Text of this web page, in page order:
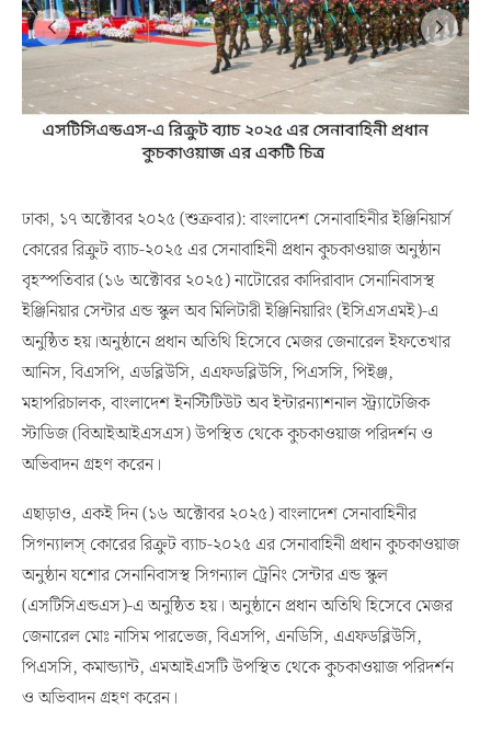
ঢাকা, ১৭ অক্টোবর ২০২৫ (শুক্রবার): বাংলাদেশ সেনাবাহিনীর ইঞ্জিনিয়ার্স
কোরের রিক্রুট ব্যাচ-২০২৫ এর সেনাবাহিনী প্রধান কুচকাওয়াজ অনুষ্ঠান
বৃহস্পতিবার (১৬ অক্টোবর ২০২৫) নাটোরের কাদিরাবাদ সেনানিবাসস্থ
ইঞ্জিনিয়ার সেন্টার এন্ড স্কুল অব মিলিটারী ইঞ্জিনিয়ারিং (ইসিএসএমই)-এ
অনুষ্ঠিত হয়।অনুষ্ঠানে প্রধান অতিথি হিসেবে মেজর জেনারেল ইফতেখার
আনিস, বিএসপি, এডব্লিউসি, এএফডব্লিউসি, পিএসসি, পিইঞ্জ,
মহাপরিচালক, বাংলাদেশ ইনস্টিটিউট অব ইন্টারন্যাশনাল স্ট্র্যাটেজিক
স্টাডিজ (বিআইআইএসএস) উপস্থিত থেকে কুচকাওয়াজ পরিদর্শন ও
অভিবাদন গ্রহণ করেন।
এছাড়াও, একই দিন (১৬ অক্টোবর ২০২৫) বাংলাদেশ সেনাবাহিনীর
সিগন্যালস্ কোরের রিক্রুট ব্যাচ-২০২৫ এর সেনাবাহিনী প্রধান কুচকাওয়াজ
অনুষ্ঠান যশোর সেনানিবাসস্থ সিগন্যাল ট্রেনিং সেন্টার এন্ড স্কুল
(এসটিসিএন্ডএস)-এ অনুষ্ঠিত হয়। অনুষ্ঠানে প্রধান অতিথি হিসেবে মেজর
জেনারেল মোঃ নাসিম পারভেজ, বিএসপি, এনডিসি, এএফডব্লিউসি,
পিএসসি, কমান্ড্যান্ট, এমআইএসটি উপস্থিত থেকে কুচকাওয়াজ পরিদর্শন
ও অভিবাদন গ্রহণ করেন।